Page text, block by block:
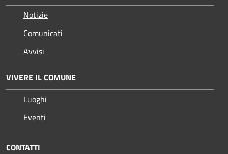
Notizie
Comunicati
Avvisi
VIVERE IL COMUNE
Luoghi
Eventi
CONTATTI